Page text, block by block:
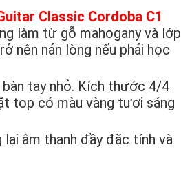
Classic Cordoba C1
làm từ gỗ mahogany và lớp
nên nản lòng nếu phải học
tay nhỏ. Kích thước 4/4
top có màu vàng tươi sáng
âm thanh đầy đặc tính và